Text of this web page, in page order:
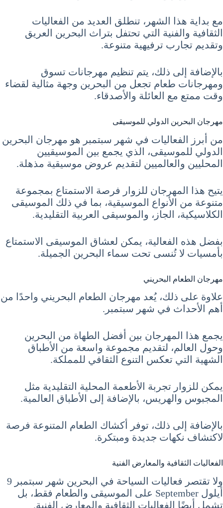
مع بداية هذا الشهر، تنطلق العديد من الفعاليات
الثقافية والفنية التي تحتفل بتراث البحرين العريق
وتقديم تجارب ترفيهية متنوعة.
بالإضافة إلى ذلك، يتم تنظيم مهرجانات تسوق
ومهرجانات طعام تجعل من البحرين وجهة مثالية لقضاء
وقت ممتع مع العائلة والأصدقاء.
مهرجان البحرين الدولي للموسيقى
من أبرز الفعاليات في شهر سبتمبر هو مهرجان البحرين
الدولي للموسيقى، الذي يجمع بين الموسيقيين
المحليين والعالميين لتقديم عروض موسيقية مذهلة.
يتيح هذا المهرجان للزوار فرصة الاستمتاع بمجموعة
متنوعة من الأنواع الموسيقية، بما في ذلك الموسيقى
الكلاسيكية، الجاز، والموسيقى العربية التقليدية.
بفضل هذه الفعالية، يمكن لعشاق الموسيقى الاستمتاع
بأمسيات لا تُنسى تحت سماء البحرين الجميلة.
مهرجان الطعام البحريني
علاوة على ذلك، يُعد مهرجان الطعام البحريني واحدًا من
أهم الأحداث في شهر سبتمبر.
يجمع هذا المهرجان بين أفضل الطهاة من البحرين
وحول العالم، لتقديم مجموعة واسعة من الأطباق
الشهية التي تعكس التنوع الثقافي للمملكة.
يمكن للزوار تجربة الأطعمة المحلية التقليدية مثل
المجبوس والهريس، بالإضافة إلى الأطباق العالمية.
بالإضافة إلى ذلك، توفر أكشاك الطعام المتنوعة فرصة
لاكتشاف نكهات جديدة ومبتكرة.
الفعاليات الثقافية والمعارض الفنية
ولا تقتصر فعاليات السياحة في البحرين شهر سبتمبر 9
أيلول September على الموسيقى والطعام فقط، بل
تشمل أيضًا الفعاليات الثقافية والمعارض الفنية.